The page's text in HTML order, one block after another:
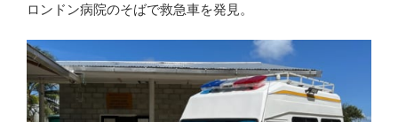
ロンドン病院のそばで救急車を発見。